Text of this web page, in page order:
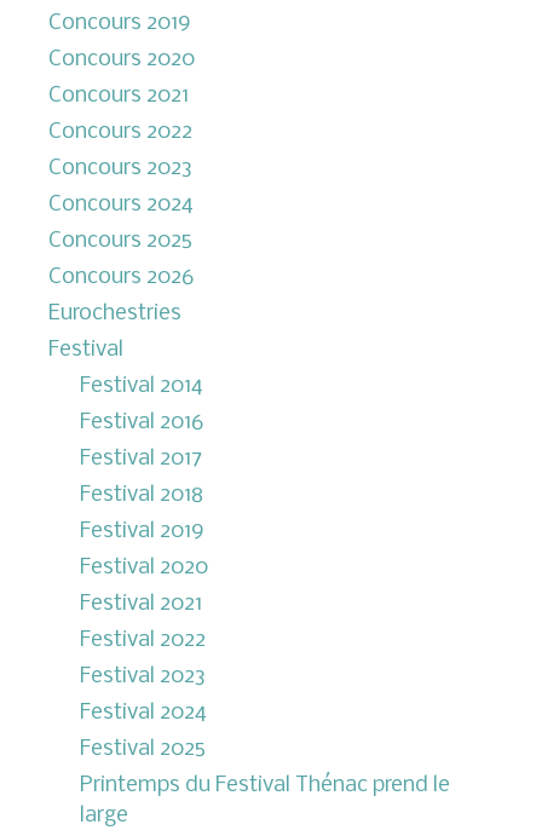
Concours 2019
Concours 2020
Concours 2021
Concours 2022
Concours 2023
Concours 2024
Concours 2025
Concours 2026
Eurochestries
Festival
Festival 2014
Festival 2016
Festival 2017
Festival 2018
Festival 2019
Festival 2020
Festival 2021
Festival 2022
Festival 2023
Festival 2024
Festival 2025
Printemps du Festival Thénac prend le
large